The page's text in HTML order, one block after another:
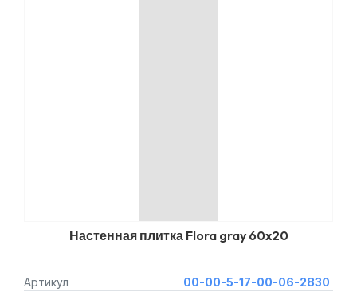
Настенная плитка Flora gray 60x20
Артикул
00-00-5-17-00-06-2830